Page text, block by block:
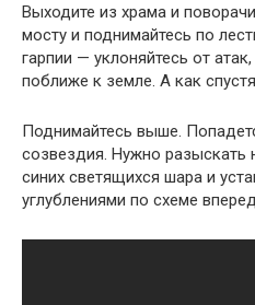
Выходите из храма и
мосту и поднимайтесь по
гарпии — уклоняйтесь от
поближе к земле. А как
Поднимайтесь выше.
созвездия. Нужно разыскать
синих светящихся шара и
углублениями по схеме